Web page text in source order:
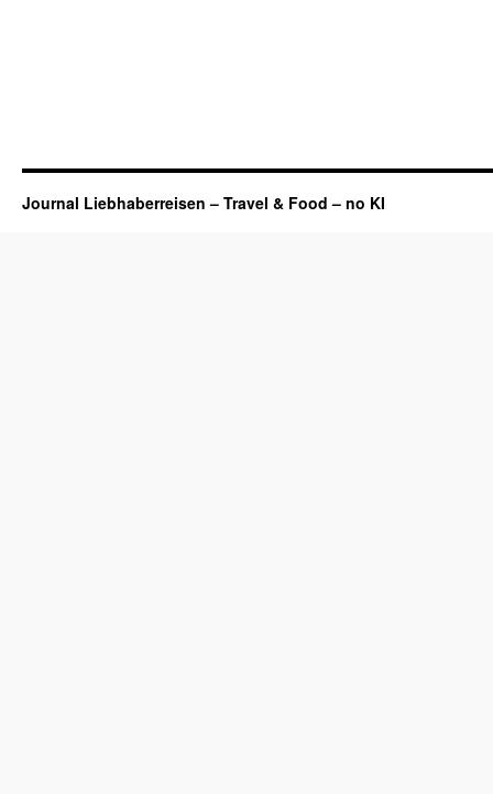
Journal Liebhaberreisen – Travel & Food – no KI